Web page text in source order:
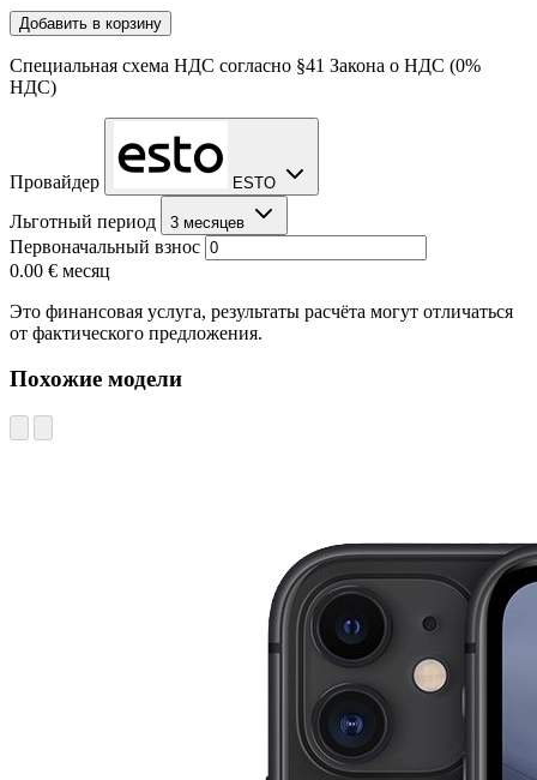
Добавить в корзину
Специальная схема НДС согласно §41 Закона о НДС (0%
НДС)
Провайдер ESTO
Льготный период 3 месяцев
Первоначальный взнос
0.00 € месяц
Это финансовая услуга, результаты расчёта могут отличаться
от фактического предложения.
Похожие модели